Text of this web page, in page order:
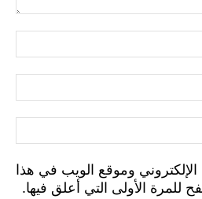
وموقع الويب في هذا
للمرة الأولى التي أعلق فيها.